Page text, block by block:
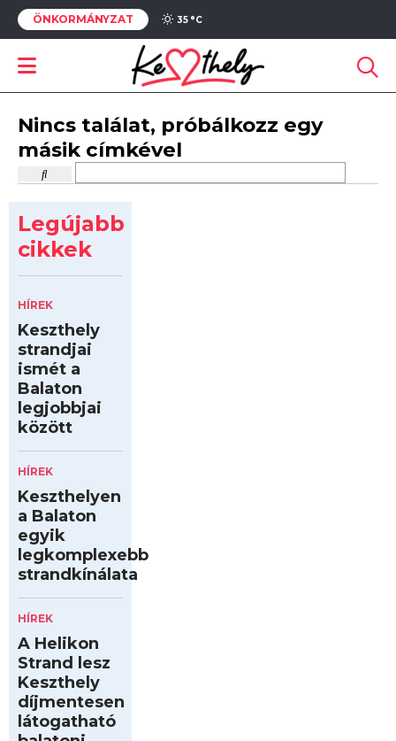
ÖNKORMÁNYZAT 35 °C
Nincs találat, próbálkozz egy
másik címkével
Legújabb
cikkek
HÍREK
Keszthely
strandjai
ismét a
Balaton
legjobbjai
között
HÍREK
Keszthelyen
a Balaton
egyik
legkomplexebb
strandkínálata
HÍREK
A Helikon
Strand lesz
Keszthely
díjmentesen
látogatható